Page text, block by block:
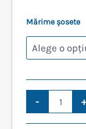
Mărime șosete
- +